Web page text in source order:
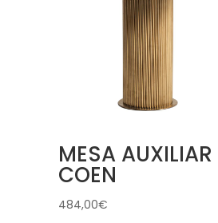
MESA AUXILIAR
COEN
484,00€